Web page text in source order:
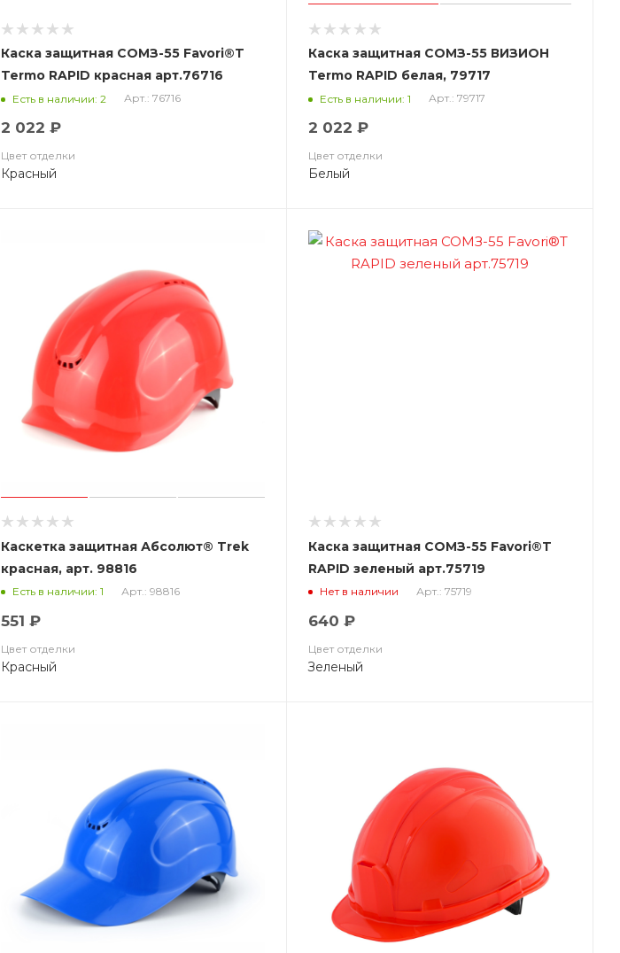
Каска защитная СОМЗ-55 Favori®T
Termo RAPID красная арт.76716
Есть в наличии: 2 Арт.: 76716
2 022 ₽
Цвет отделки
Красный
Каска защитная СОМЗ-55 ВИЗИОН
Termo RAPID белая, 79717
Есть в наличии: 1 Арт.: 79717
2 022 ₽
Цвет отделки
Белый
Каскетка защитная Абсолют® Trek
красная, арт. 98816
Есть в наличии: 1 Арт.: 98816
551 ₽
Цвет отделки
Красный
Каска защитная СОМЗ-55 Favori®T
RAPID зеленый арт.75719
Нет в наличии Арт.: 75719
640 ₽
Цвет отделки
Зеленый